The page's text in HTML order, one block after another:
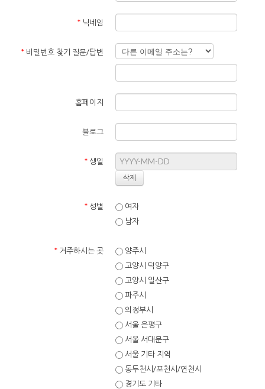
* 닉네임
* 비밀번호 찾기 질문/답변
홈페이지
블로그
* 생일
* 성별
여자
남자
* 거주하시는 곳
양주시
고양시 덕양구
고양시 일산구
파주시
의정부시
서울 은평구
서울 서대문구
서울 기타 지역
동두천시/포천시/연천시
경기도 기타